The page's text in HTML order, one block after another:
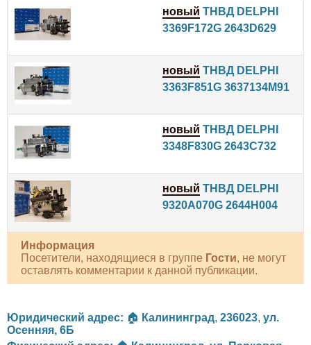
новый ТНВД DELPHI
3369F172G 2643D629
новый ТНВД DELPHI
3363F851G 3637134M91
новый ТНВД DELPHI
3348F830G 2643C732
новый ТНВД DELPHI
9320A070G 2644H004
Информация
Посетители, находящиеся в группе Гости, не могут
оставлять комментарии к данной публикации.
Юридический адрес: 🏠 Калининград, 236023, ул.
Осенняя, 6Б